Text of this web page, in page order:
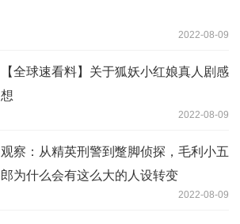
2022-08-09
【全球速看料】关于狐妖小红娘真人剧感
想
2022-08-09
观察：从精英刑警到蹩脚侦探，毛利小五
郎为什么会有这么大的人设转变
2022-08-09